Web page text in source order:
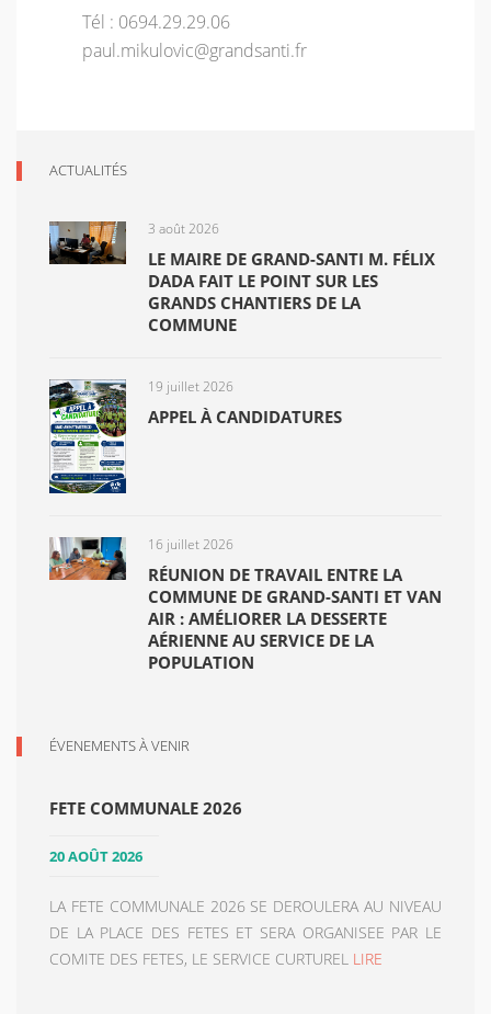
Tél : 0694.29.29.06
paul.mikulovic@grandsanti.fr
ACTUALITÉS
3 août 2026
LE MAIRE DE GRAND-SANTI M. FÉLIX
DADA FAIT LE POINT SUR LES
GRANDS CHANTIERS DE LA
COMMUNE
19 juillet 2026
APPEL À CANDIDATURES
16 juillet 2026
RÉUNION DE TRAVAIL ENTRE LA
COMMUNE DE GRAND-SANTI ET VAN
AIR : AMÉLIORER LA DESSERTE
AÉRIENNE AU SERVICE DE LA
POPULATION
ÉVENEMENTS À VENIR
FETE COMMUNALE 2026
20 AOÛT 2026
LA FETE COMMUNALE 2026 SE DEROULERA AU NIVEAU
DE LA PLACE DES FETES ET SERA ORGANISEE PAR LE
COMITE DES FETES, LE SERVICE CURTUREL LIRE